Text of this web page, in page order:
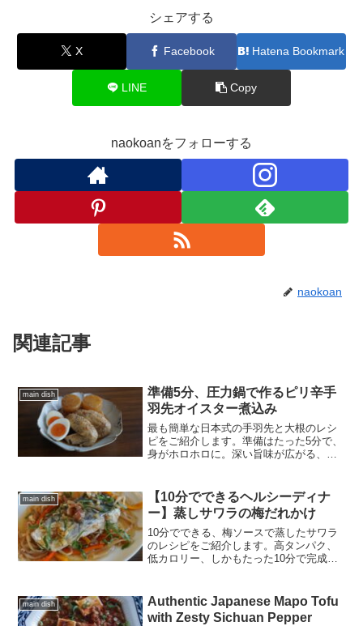
シェアする
X Facebook Hatena Bookmark
LINE Copy
naokoanをフォローする
naokoan
関連記事
main dish
準備5分、圧力鍋で作るピリ辛手
羽先オイスター煮込み
最も簡単な日本式の手羽先と大根のレシ
ピをご紹介します。準備はたった5分で、
身がホロホロに。深い旨味が広がる、ど
main dish
【10分でできるヘルシーディナ
ー】蒸しサワラの梅だれかけ
10分でできる、梅ソースで蒸したサワラ
のレシピをご紹介します。高タンパク、
低カロリー、しかもたった10分で完成！
main dish
Authentic Japanese Mapo Tofu
with Zesty Sichuan Pepper